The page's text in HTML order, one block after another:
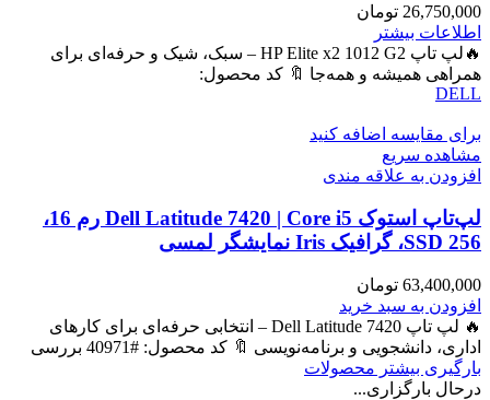
26,750,000 تومان
اطلاعات بیشتر
🔥لپ تاپ HP Elite x2 1012 G2 – سبک، شیک و حرفه‌ای برای
همراهی همیشه و همه‌جا 🔖 کد محصول:
DELL
برای مقایسه اضافه کنید
مشاهده سریع
افزودن به علاقه مندی
لپ‌تاپ استوک Dell Latitude 7420 | Core i5 رم 16،
SSD 256، گرافیک Iris نمایشگر لمسی
63,400,000 تومان
افزودن به سبد خرید
🔥 لپ تاپ Dell Latitude 7420 – انتخابی حرفه‌ای برای کارهای
اداری، دانشجویی و برنامه‌نویسی 🔖 کد محصول: #40971 بررسی
بارگیری بیشتر محصولات
درحال بارگزاری...